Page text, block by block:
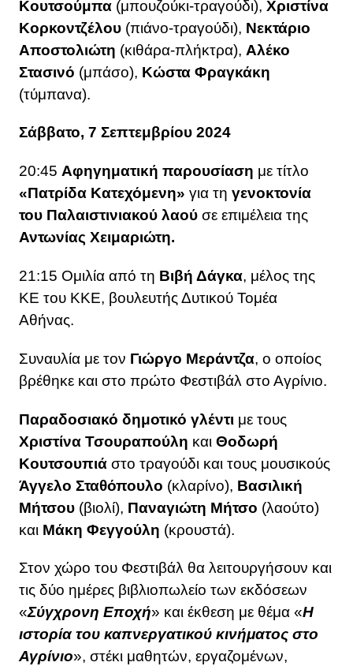
Κουτσούμπα (μπουζούκι-τραγούδι), Χριστίνα
Κορκοντζέλου (πιάνο-τραγούδι), Νεκτάριο
Αποστολιώτη (κιθάρα-πλήκτρα), Αλέκο
Στασινό (μπάσο), Κώστα Φραγκάκη
(τύμπανα).
Σάββατο, 7 Σεπτεμβρίου 2024
20:45 Αφηγηματική παρουσίαση με τίτλο
«Πατρίδα Κατεχόμενη» για τη γενοκτονία
του Παλαιστινιακού λαού σε επιμέλεια της
Αντωνίας Χειμαριώτη.
21:15 Ομιλία από τη Βιβή Δάγκα, μέλος της
ΚΕ του ΚΚΕ, βουλευτής Δυτικού Τομέα
Αθήνας.
Συναυλία με τον Γιώργο Μεράντζα, ο οποίος
βρέθηκε και στο πρώτο Φεστιβάλ στο Αγρίνιο.
Παραδοσιακό δημοτικό γλέντι με τους
Χριστίνα Τσουραπούλη και Θοδωρή
Κουτσουπιά στο τραγούδι και τους μουσικούς
Άγγελο Σταθόπουλο (κλαρίνο), Βασιλική
Μήτσου (βιολί), Παναγιώτη Μήτσο (λαούτο)
και Μάκη Φεγγούλη (κρουστά).
Στον χώρο του Φεστιβάλ θα λειτουργήσουν και
τις δύο ημέρες βιβλιοπωλείο των εκδόσεων
«Σύγχρονη Εποχή» και έκθεση με θέμα «Η
ιστορία του καπνεργατικού κινήματος στο
Αγρίνιο», στέκι μαθητών, εργαζομένων,